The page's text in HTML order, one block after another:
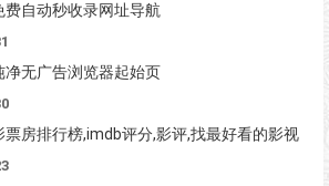
费自动秒收录网址导航
净无广告浏览器起始页
票房排行榜,imdb评分,影评,找最好看的影视